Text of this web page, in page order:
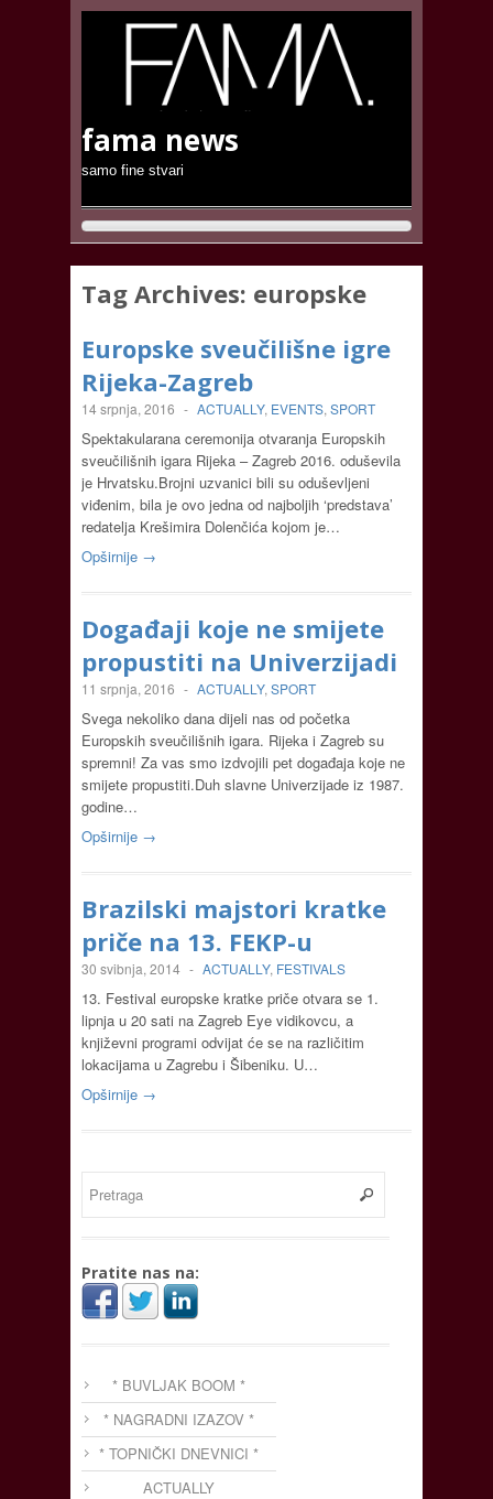
fama news
samo fine stvari
Tag Archives: europske
Europske sveučilišne igre
Rijeka-Zagreb
14 srpnja, 2016 - ACTUALLY, EVENTS, SPORT
Spektakularana ceremonija otvaranja Europskih
sveučilišnih igara Rijeka – Zagreb 2016. oduševila
je Hrvatsku.Brojni uzvanici bili su oduševljeni
viđenim, bila je ovo jedna od najboljih ‘predstava’
redatelja Krešimira Dolenčića kojom je…
Opširnije →
Događaji koje ne smijete
propustiti na Univerzijadi
11 srpnja, 2016 - ACTUALLY, SPORT
Svega nekoliko dana dijeli nas od početka
Europskih sveučilišnih igara. Rijeka i Zagreb su
spremni! Za vas smo izdvojili pet događaja koje ne
smijete propustiti.Duh slavne Univerzijade iz 1987.
godine…
Opširnije →
Brazilski majstori kratke
priče na 13. FEKP-u
30 svibnja, 2014 - ACTUALLY, FESTIVALS
13. Festival europske kratke priče otvara se 1.
lipnja u 20 sati na Zagreb Eye vidikovcu, a
književni programi odvijat će se na različitim
lokacijama u Zagrebu i Šibeniku. U…
Opširnije →
Pratite nas na:
* BUVLJAK BOOM *
* NAGRADNI IZAZOV *
* TOPNIČKI DNEVNICI *
ACTUALLY